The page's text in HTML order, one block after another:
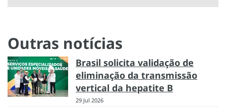
Outras notícias
Brasil solicita validação de
eliminação da transmissão
vertical da hepatite B
29 Jul 2026